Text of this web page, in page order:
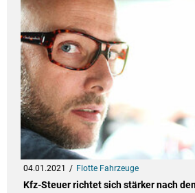
04.01.2021 Flotte Fahrzeuge
Kfz-Steuer richtet sich stärker nach